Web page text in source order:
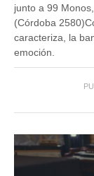
junto a 99
(Córdoba
caracteriza, la
emoción.